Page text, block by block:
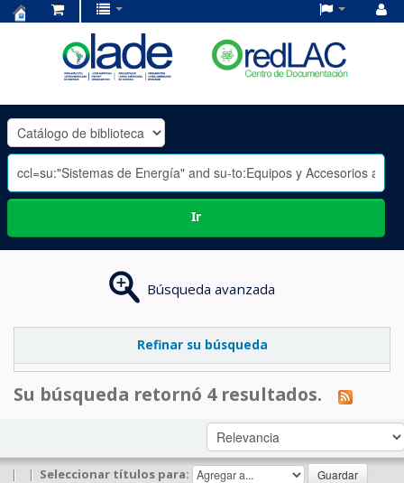
OLADE
-
Ir
Búsqueda avanzada
Refinar su búsqueda
Su búsqueda retornó 4 resultados.
| | Seleccionar títulos para: